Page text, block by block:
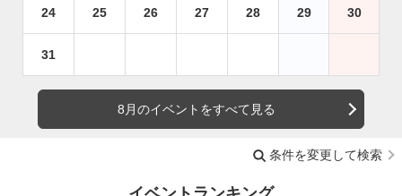
24 25 26 27 28 29 30
31
8月のイベントをすべて見る
条件を変更して検索